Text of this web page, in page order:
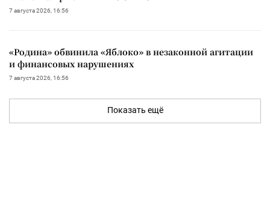
7 августа 2026, 16:56
«Родина» обвинила «Яблоко» в незаконной агитации
и финансовых нарушениях
7 августа 2026, 16:56
Показать ещё